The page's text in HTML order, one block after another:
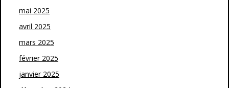
mai 2025
avril 2025
mars 2025
février 2025
janvier 2025